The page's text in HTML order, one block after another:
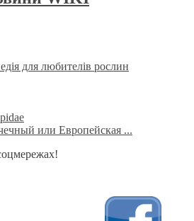
для любителів рослин
или Европейская ...